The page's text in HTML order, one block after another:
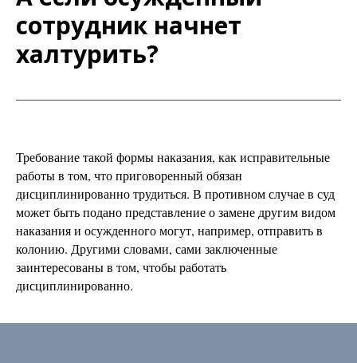
сотрудник начнет
халтурить?
Требование такой формы наказания, как исправительные
работы в том, что приговоренный обязан
дисциплинированно трудиться. В противном случае в суд
может быть подано представление о замене другим видом
наказания и осужденного могут, например, отправить в
колонию. Другими словами, сами заключенные
заинтересованы в том, чтобы работать
дисциплинированно.